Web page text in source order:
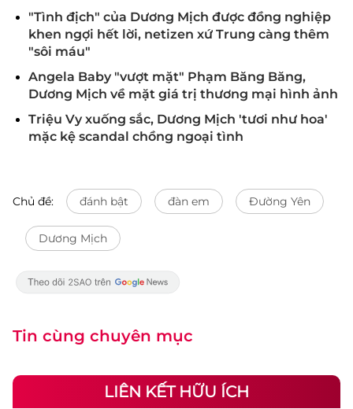
"Tình địch" của Dương Mịch được đồng nghiệp
khen ngợi hết lời, netizen xứ Trung càng thêm
"sôi máu"
Angela Baby "vượt mặt" Phạm Băng Băng,
Dương Mịch về mặt giá trị thương mại hình ảnh
Triệu Vy xuống sắc, Dương Mịch 'tươi như hoa'
mặc kệ scandal chồng ngoại tình
Chủ đề: đánh bật đàn em Đường Yên
Dương Mịch
Tin cùng chuyên mục
LIÊN KẾT HỮU ÍCH